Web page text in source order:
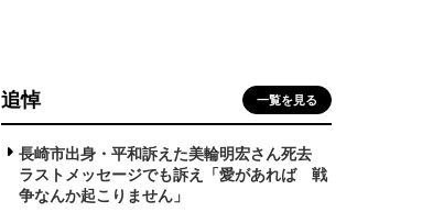
追悼 一覧を見る
長崎市出身・平和訴えた美輪明宏さん死去
ラストメッセージでも訴え「愛があれば 戦
争なんか起こりません」